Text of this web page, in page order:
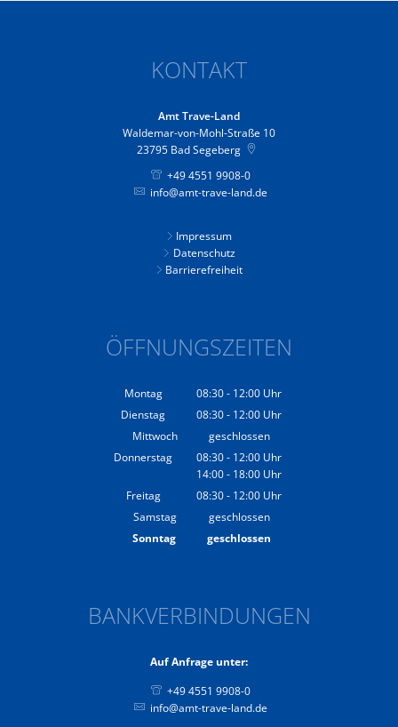
KONTAKT
Amt Trave-Land
Waldemar-von-Mohl-Straße 10
23795 Bad Segeberg
+49 4551 9908-0
info@amt-trave-land.de
Impressum
Datenschutz
Barrierefreiheit
ÖFFNUNGSZEITEN
Montag 08:30- 12:00 Uhr
Von 08:30 bis 12:00 Uhr
Dienstag 08:30- 12:00 Uhr
Von 08:30 bis 12:00 Uhr
Mittwoch
geschlossen
Donnerstag
08:30- 12:00 Uhr
Von 08:30 bis 12:00 Uhr
14:00- 18:00 Uhr
Von 14:00 bis 18:00 Uhr
Freitag 08:30- 12:00 Uhr
Von 08:30 bis 12:00 Uhr
Samstag
geschlossen
Sonntag
geschlossen
BANKVERBINDUNGEN
Auf Anfrage unter:
+49 4551 9908-0
info@amt-trave-land.de